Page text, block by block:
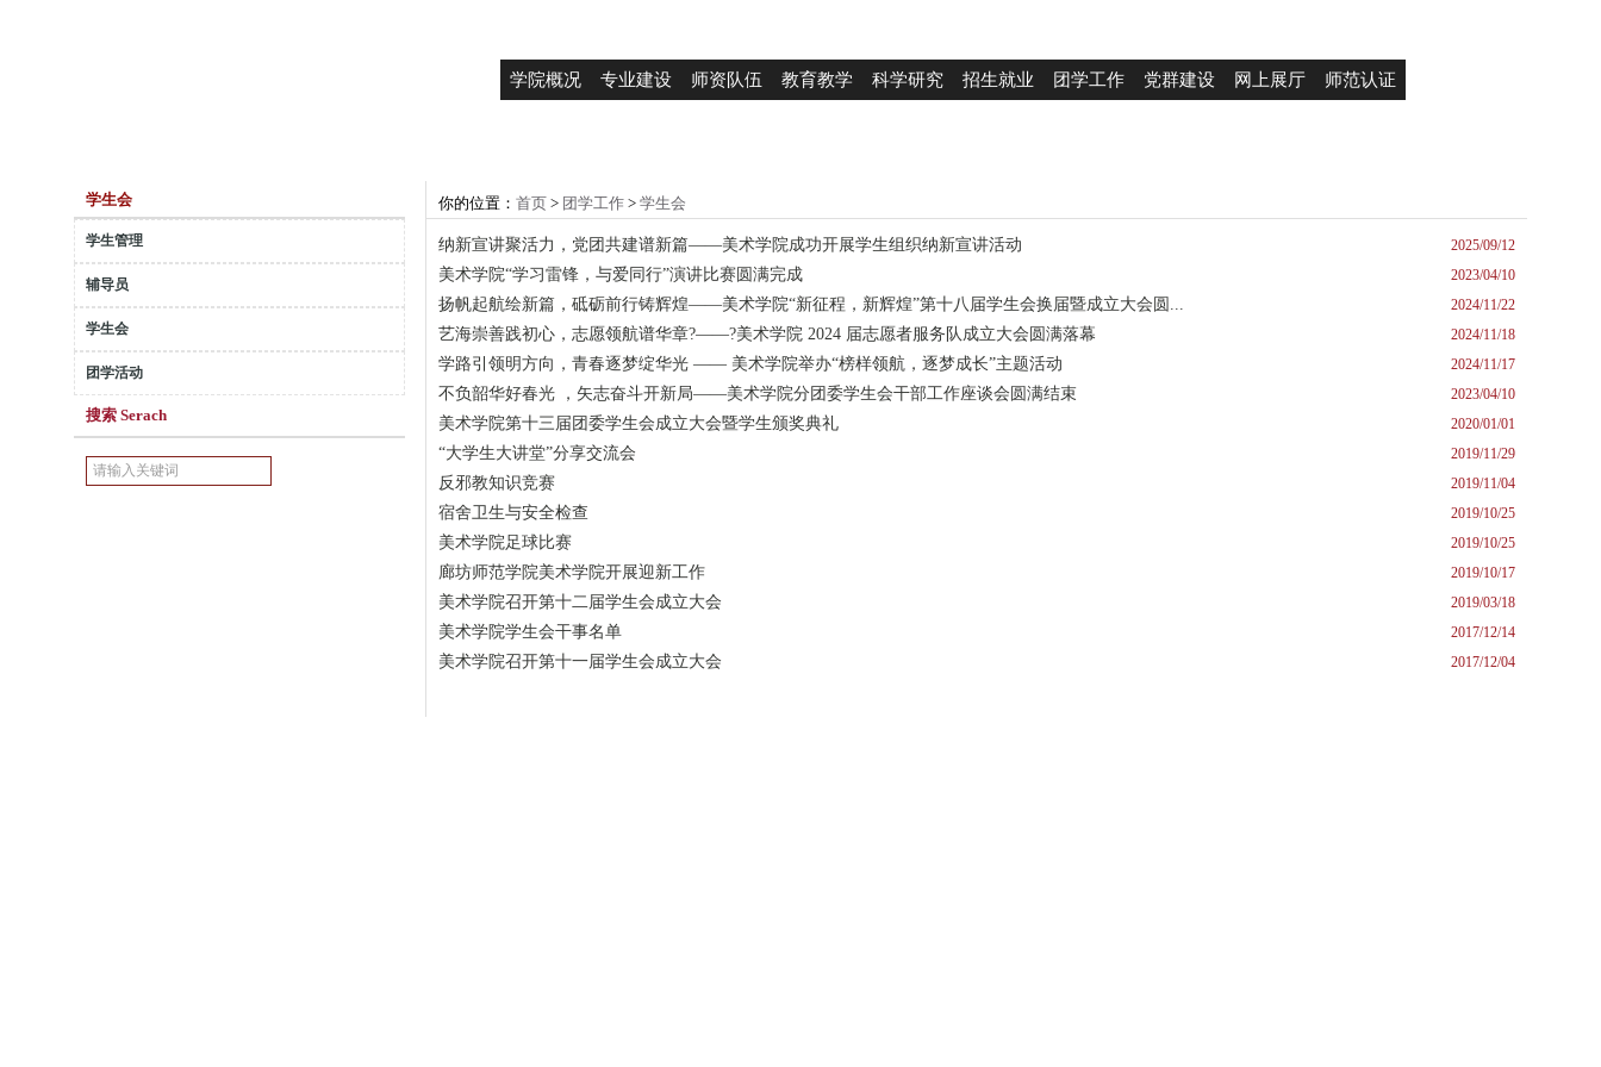
学院概况 专业建设 师资队伍 教育教学 科学研究 招生就业 团学工作 党群建设 网上展厅 师范认证
学生会
学生管理
辅导员
学生会
团学活动
搜索 Serach
你的位置： 首页 > 团学工作 > 学生会
纳新宣讲聚活力，党团共建谱新篇——美术学院成功开展学生组织纳新宣讲活动 2025/09/12
美术学院“学习雷锋，与爱同行”演讲比赛圆满完成 2023/04/10
扬帆起航绘新篇，砥砺前行铸辉煌——美术学院“新征程，新辉煌”第十八届学生会换届暨成立大会圆... 2024/11/22
艺海崇善践初心，志愿领航谱华章?——?美术学院 2024 届志愿者服务队成立大会圆满落幕 2024/11/18
学路引领明方向，青春逐梦绽华光 —— 美术学院举办“榜样领航，逐梦成长”主题活动 2024/11/17
不负韶华好春光 ，矢志奋斗开新局——美术学院分团委学生会干部工作座谈会圆满结束 2023/04/10
美术学院第十三届团委学生会成立大会暨学生颁奖典礼 2020/01/01
“大学生大讲堂”分享交流会 2019/11/29
反邪教知识竞赛 2019/11/04
宿舍卫生与安全检查 2019/10/25
美术学院足球比赛 2019/10/25
廊坊师范学院美术学院开展迎新工作 2019/10/17
美术学院召开第十二届学生会成立大会 2019/03/18
美术学院学生会干事名单 2017/12/14
美术学院召开第十一届学生会成立大会 2017/12/04